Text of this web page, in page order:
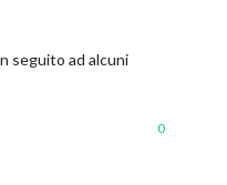
seguito ad alcuni
0